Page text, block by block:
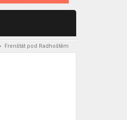
Frenštát pod Radhoštěm